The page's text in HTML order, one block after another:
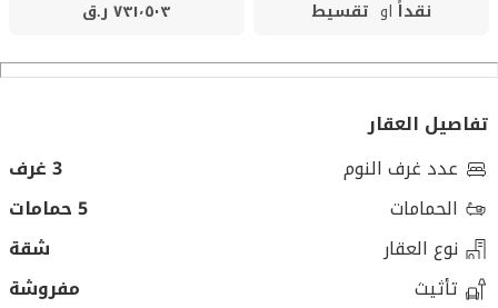
نقداً او تقسيط
٧٣١٬٥٠٣ ر.ق
تفاصيل العقار
عدد غرف النوم
3 غرف
الحمامات
5 حمامات
نوع العقار
شقة
تأثيث
مفروشة